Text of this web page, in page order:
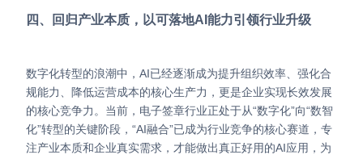
四、回归产业本质，以可落地AI能力引领行业升级
数字化转型的浪潮中，AI已经逐渐成为提升组织效率、强化合
规能力、降低运营成本的核心生产力，更是企业实现长效发展
的核心竞争力。当前，电子签章行业正处于从“数字化”向“数智
化”转型的关键阶段，“AI融合”已成为行业竞争的核心赛道，专
注产业本质和企业真实需求，才能做出真正好用的AI应用，为